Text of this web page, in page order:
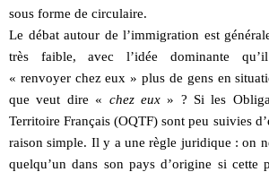
sous forme de circulaire.
Le débat autour de l’immigration est
très faible, avec l’idée dominante
« renvoyer chez eux » plus de gens en
que veut dire « chez eux» ? Si les
Territoire Français (OQTF) sont peu suivies
raison simple. Il y a une règle juridique : on
quelqu’un dans son pays d’origine si cette